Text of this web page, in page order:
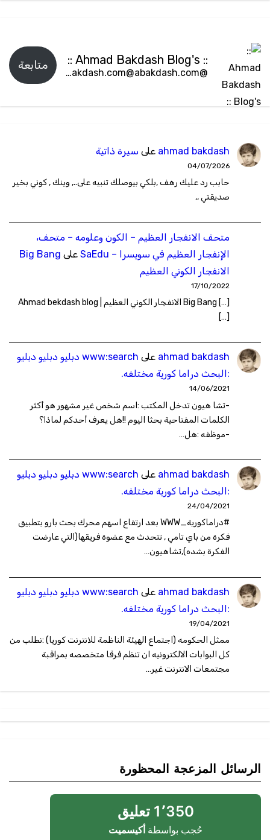
:: Ahmad Bakdash Blog's ::
@abakdash.com@abakdash.com
متابعة
ahmad bakdash على سيرة ذاتية
04/07/2026
حابب رد عليك رهف ,بلكي بيوصلك تنبيه على.., وينك , كوني بخير
صديقتي ,,
متحف الانفجار العظيم – ‫الكون وعلومه – متحف،
الإنفجار العظيم في سويسرا – SaEdu
على Big Bang
الانفجار الكوني العظيم
17/10/2022
[…] Big Bang الانفجار الكوني العظيم | Ahmad bekdash blog
[…]
ahmad bakdash على
www:search دبليو دبليو دبليو
:البحث دراما كورية مختلفه.
14/06/2021
-تشا هيون تدخل المكتب :اسم شخص غير مشهور هو أكثر
الكلمات المفتاحية بحثا اليوم !!هل يعرف أحدكم لماذا؟
-موظفه :هل…
ahmad bakdash على
www:search دبليو دبليو دبليو
:البحث دراما كورية مختلفه.
24/04/2021
#دراماكورية_WWW بعد ارتفاع اسهم محرك بحث بارو بتطبيق
فكرة من باي تامي , تتحدث مع عضوة فريقها(التي عارضت
الفكرة بشده),تشاهيون…
ahmad bakdash على
www:search دبليو دبليو دبليو
:البحث دراما كورية مختلفه.
19/04/2021
ممثل الحكومه (اجتماع الهيئة الناظمة للانترنت كوريا) :نطلب من
كل البوابات الالكترونيه ان تنظم فرقا متخصصه بمراقبة
مجتمعات الانترنت غير…
الرسائل المزعجة المحظورة
1٬350 تعليق
حُجب بواسطة أكيسميت